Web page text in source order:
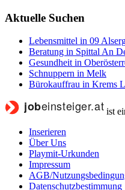
Aktuelle Suchen
Lebensmittel in 09
Beratung in Spittal An
Gesundheit in
Schnuppern in Melk
Bürokauffrau in Krems
ist
Inserieren
Über Uns
Playmit-Urkunden
Impressum
AGB/
Datenschutzbestimmung